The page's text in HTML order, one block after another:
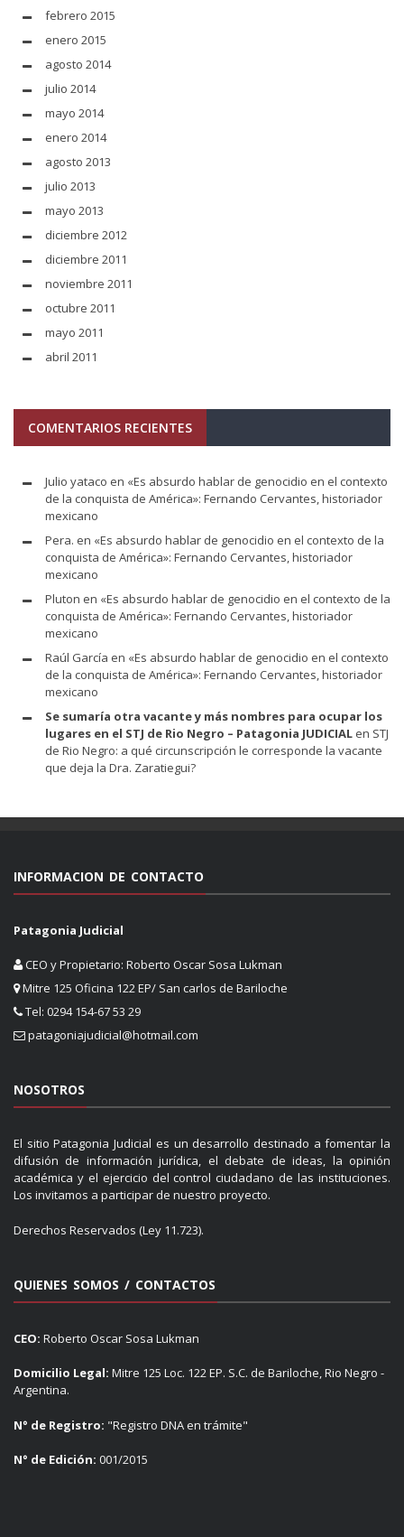
febrero 2015
enero 2015
agosto 2014
julio 2014
mayo 2014
enero 2014
agosto 2013
julio 2013
mayo 2013
diciembre 2012
diciembre 2011
noviembre 2011
octubre 2011
mayo 2011
abril 2011
COMENTARIOS RECIENTES
Julio yataco en «Es absurdo hablar de genocidio en el contexto
de la conquista de América»: Fernando Cervantes, historiador
mexicano
Pera. en «Es absurdo hablar de genocidio en el contexto de la
conquista de América»: Fernando Cervantes, historiador
mexicano
Pluton en «Es absurdo hablar de genocidio en el contexto de la
conquista de América»: Fernando Cervantes, historiador
mexicano
Raúl García en «Es absurdo hablar de genocidio en el contexto
de la conquista de América»: Fernando Cervantes, historiador
mexicano
Se sumaría otra vacante y más nombres para ocupar los
lugares en el STJ de Rio Negro – Patagonia JUDICIAL en STJ
de Rio Negro: a qué circunscripción le corresponde la vacante
que deja la Dra. Zaratiegui?
INFORMACION DE CONTACTO
Patagonia Judicial
CEO y Propietario: Roberto Oscar Sosa Lukman
Mitre 125 Oficina 122 EP/ San carlos de Bariloche
Tel: 0294 154-67 53 29
patagoniajudicial@hotmail.com
NOSOTROS
El sitio Patagonia Judicial es un desarrollo destinado a fomentar la
difusión de información jurídica, el debate de ideas, la opinión
académica y el ejercicio del control ciudadano de las instituciones.
Los invitamos a participar de nuestro proyecto.
Derechos Reservados (Ley 11.723).
QUIENES SOMOS / CONTACTOS
CEO: Roberto Oscar Sosa Lukman
Domicilio Legal: Mitre 125 Loc. 122 EP. S.C. de Bariloche, Rio Negro -
Argentina.
N° de Registro: "Registro DNA en trámite"
N° de Edición: 001/2015